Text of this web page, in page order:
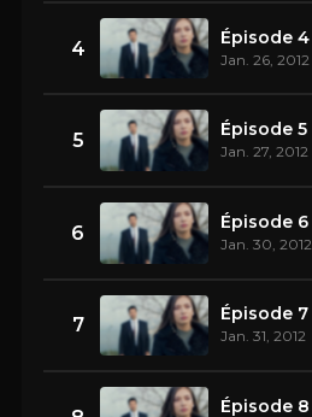
4 Épisode 4
Jan. 26, 2012
5 Épisode 5
Jan. 27, 2012
6 Épisode 6
Jan. 30, 2012
7 Épisode 7
Jan. 31, 2012
Épisode 8